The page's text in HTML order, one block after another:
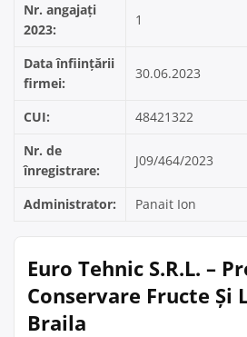
Nr. angajați
2023:
1
Data înființării
firmei:
30.06.2023
CUI:
48421322
Nr. de
înregistrare:
J09/464/2023
Administrator: Panait Ion
Euro Tehnic S.R.L. –
Conservare Fructe Și
Braila